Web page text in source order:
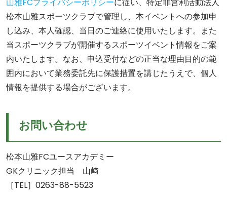
山雅FCプライバシーポリシーに従い、特定非営利活動法人
松本山雅スポーツクラブで管理し、本イベントへの参加申
し込み、本人確認、当日のご連絡に使用いたします。また
当スポーツクラブが開催するスポーツイベント情報をご案
内いたします。なお、申込受付などの正当な理由目的の範
囲内において業務委託先に保護措置を講じたうえで、個人
情報を提供する場合がございます。
お問い合わせ
松本山雅FCユースアカデミー
GKクリニック担当 山﨑
［TEL］0263-88-5523